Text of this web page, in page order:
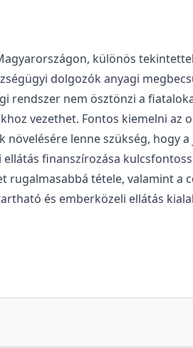
különös
dolgozók anyagi
rendszer nem ösztönzi a
vezethet. Fontos kiemelni az
lenne szükség, hogy
finanszírozása
tétele, valamint
és emberközeli ellátás